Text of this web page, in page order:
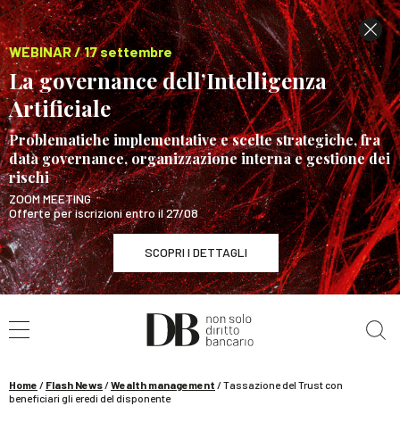
WEBINAR / 17 settembre
La governance dell’Intelligenza
Artificiale
Problematiche implementative e scelte strategiche, fra
data governance, organizzazione interna e gestione dei
rischi
ZOOM MEETING
Offerte per iscrizioni entro il 27/08
SCOPRI I DETTAGLI
WEBINAR / 17 settembre
La governance dell’Intelligenza Artificiale
Home / Flash News/Wealth management /Tassazione del Trust con
beneficiari gli eredi del disponente